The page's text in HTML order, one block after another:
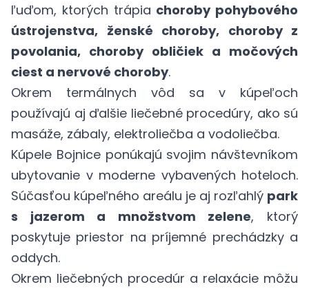
ľuďom, ktorých trápia choroby pohybového
ústrojenstva, ženské choroby, choroby z
povolania, choroby obličiek a močových
ciest a nervové choroby.
Okrem termálnych vôd sa v kúpeľoch
používajú aj ďalšie liečebné procedúry, ako sú
masáže, zábaly, elektroliečba a vodoliečba.
Kúpele Bojnice ponúkajú svojim návštevníkom
ubytovanie v moderne vybavených hoteloch.
Súčasťou kúpeľného areálu je aj rozľahlý park
s jazerom a množstvom zelene, ktorý
poskytuje priestor na príjemné prechádzky a
oddych.
Okrem liečebných procedúr a relaxácie môžu